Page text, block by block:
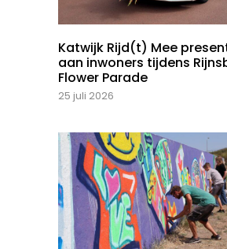
Katwijk Rijd(t) Mee
aan inwoners tijdens
Flower Parade
25 juli 2026